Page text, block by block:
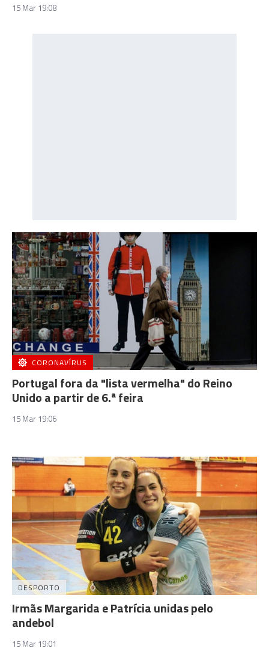
15 Mar 19:08
CORONAVÍRUS
Portugal fora da "lista vermelha" do Reino
Unido a partir de 6.ª feira
15 Mar 19:06
DESPORTO
Irmãs Margarida e Patrícia unidas pelo
andebol
15 Mar 19:01